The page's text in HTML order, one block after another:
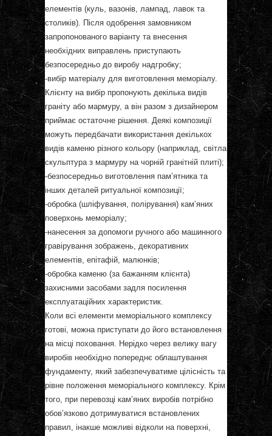
елементів (куль, вазонів, лампад, лавок та
столиків). Після одобрення замовником
запропонованого варіанту та внесення
необхідних виправлень приступають
безпосередньо до виробу надгробку;
-вибір матеріалу для виготовлення меморіалу.
Клієнту на вибір пропонують декілька видів
граніту або мармуру, а він разом з дизайнером
приймає остаточне рішення. Деякі композиції
можуть передбачати використання декількох
видів каменю різного кольору (наприклад, світла
скульптура з мармуру на чорній гранітній плиті);
-безпосередньо виготовлення пам’ятника та
інших деталей ритуальної композиції;
-обробка (шліфування, полірування) кам’яних
поверхонь меморіалу;
-нанесення за допомоги ручного або машинного
гравірування зображень, декоративних
елементів, епітафій, малюнків;
-обробка каменю (за бажанням клієнта)
захисними засобами задля посилення
експлуатаційних характеристик.
Коли всі елементи меморіального комплексу
готові, можна приступати до його встановлення
на місці поховання. Нерідко через велику вагу
виробів необхідно попереднє облаштування
фундаменту, який забезпечуватиме цілісність та
рівне положення меморіального комплексу. Крім
того, при перевозці кам’яних виробів потрібно
обов’язково дотримуватися встановлених
правил, інакше можливі відколи на поверхні,